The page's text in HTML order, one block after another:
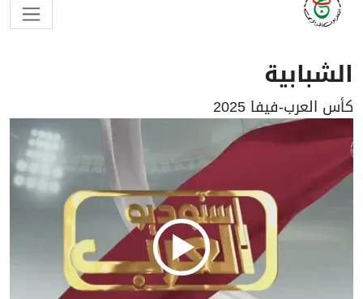
الشبابية
كأس العرب-فيفا 2025